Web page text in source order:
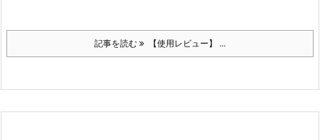
記事を読む 【使用レビュー】 ...